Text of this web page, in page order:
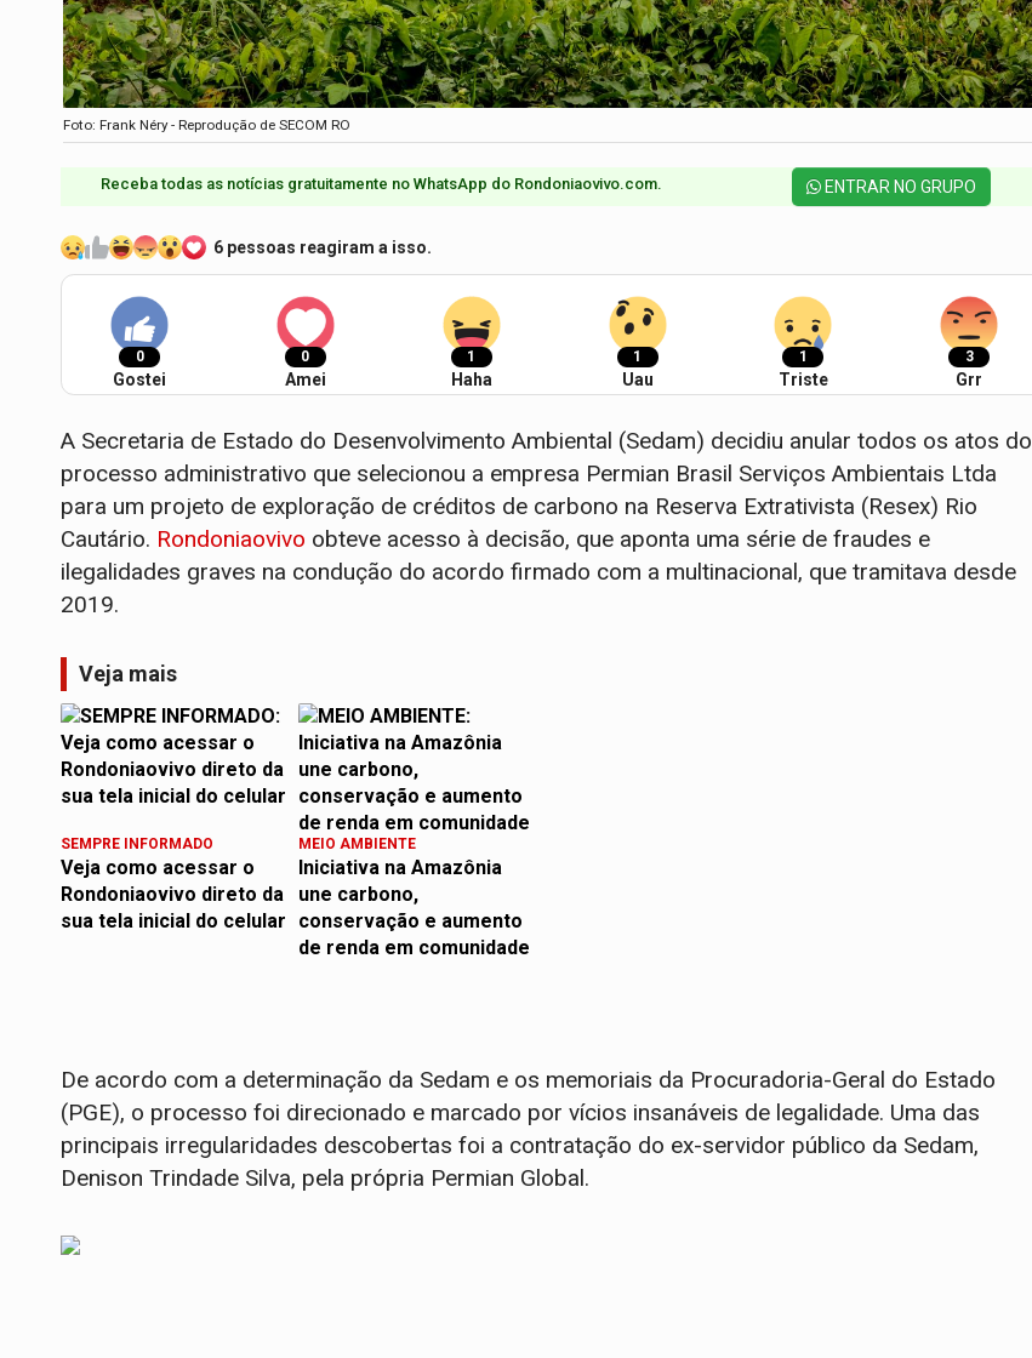
Foto: Frank Néry - Reprodução de SECOM RO
Receba todas as notícias gratuitamente no WhatsApp do Rondoniaovivo.com.​ ENTRAR NO GRUPO
6 pessoas reagiram a isso.
0
Gostei
0
Amei
1
Haha
1
Uau
1
Triste
3
Grr
A Secretaria de Estado do Desenvolvimento Ambiental (Sedam) decidiu anular todos os atos do
processo administrativo que selecionou a empresa Permian Brasil Serviços Ambientais Ltda
para um projeto de exploração de créditos de carbono na Reserva Extrativista (Resex) Rio
Cautário. Rondoniaovivo obteve acesso à decisão, que aponta uma série de fraudes e
ilegalidades graves na condução do acordo firmado com a multinacional, que tramitava desde
2019.
Veja mais
SEMPRE INFORMADO
Veja como acessar o
Rondoniaovivo direto da
sua tela inicial do celular
MEIO AMBIENTE
Iniciativa na Amazônia
une carbono,
conservação e aumento
de renda em comunidade
De acordo com a determinação da Sedam e os memoriais da Procuradoria-Geral do Estado
(PGE), o processo foi direcionado e marcado por vícios insanáveis de legalidade. Uma das
principais irregularidades descobertas foi a contratação do ex-servidor público da Sedam,
Denison Trindade Silva, pela própria Permian Global.